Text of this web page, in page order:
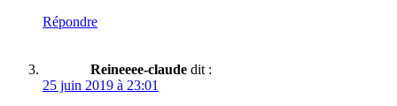
Répondre
Reineeee-claude dit :
25 juin 2019 à 23:01